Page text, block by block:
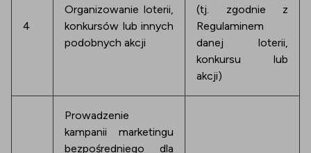
4
Organizowanie loterii,
konkursów lub innych
podobnych akcji
(tj. zgodnie z
Regulaminem
danej loterii,
konkursu lub
akcji)
Prowadzenie
kampanii marketingu
bezpośredniego dla